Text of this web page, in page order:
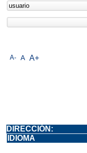
A- A A+
DIRECCIÓN:
IDIOMA